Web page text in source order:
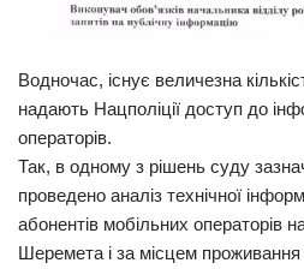
Водночас, існує величезна
надають Нацполіції доступ до
операторів.
Так, в одному з рішень суду
проведено аналіз технічної
абонентів мобільних операторів
Шеремета і за місцем